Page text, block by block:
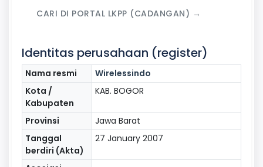
CARI DI PORTAL LKPP (CADANGAN) →
Identitas perusahaan (register)
Nama resmi
Wirelessindo
Kota /
Kabupaten
KAB. BOGOR
Provinsi
Jawa Barat
Tanggal
berdiri (Akta)
27 January 2007